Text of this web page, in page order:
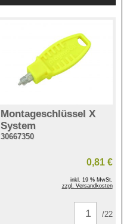
Montageschlüssel X
System
30667350
0,81 €
inkl. 19 % MwSt.
zzgl. Versandkosten
/22